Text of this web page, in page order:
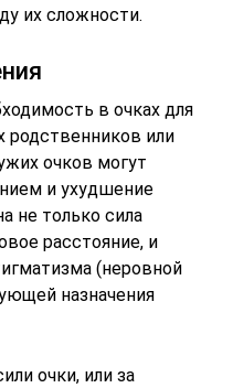
их сложности.
в очках для
родственников или
очков могут
и ухудшение
не только сила
расстояние, и
(неровной
назначения
очки, или за